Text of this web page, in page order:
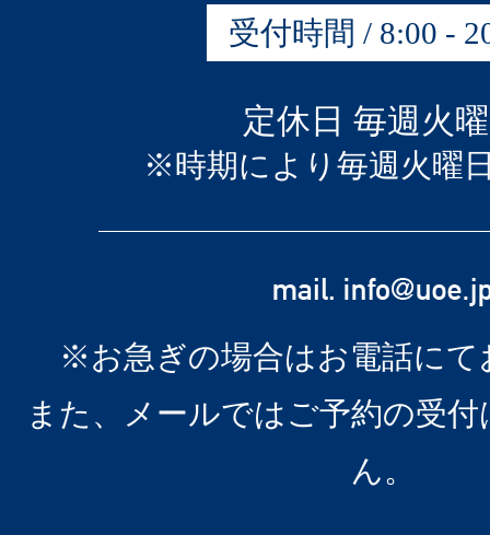
受付時間 / 8:00 -
定休日 毎週火
※時期により毎週火曜
※お急ぎの場合はお電話にて
また、メールではご予約の受
ん。